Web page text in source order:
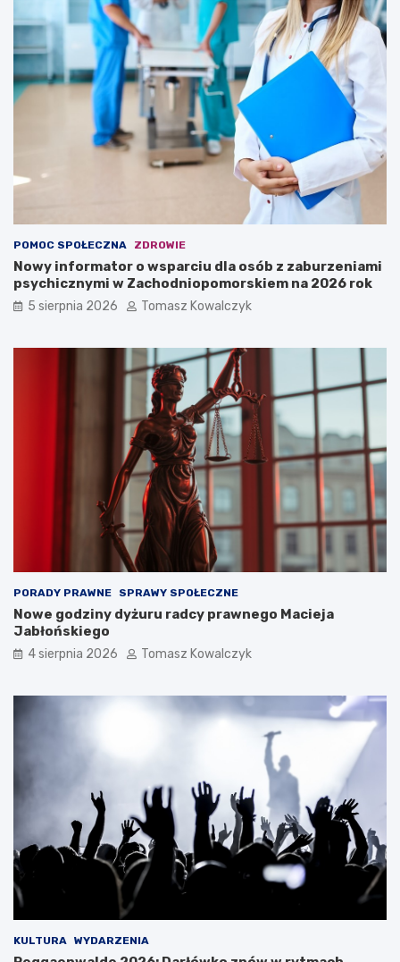
POMOC SPOŁECZNA ZDROWIE
Nowy informator o wsparciu dla osób z zaburzeniami
psychicznymi w Zachodniopomorskiem na 2026 rok
5 sierpnia 2026 Tomasz Kowalczyk
PORADY PRAWNE SPRAWY SPOŁECZNE
Nowe godziny dyżuru radcy prawnego Macieja
Jabłońskiego
4 sierpnia 2026 Tomasz Kowalczyk
KULTURA WYDARZENIA